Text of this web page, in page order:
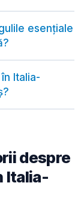
esențiale
Italia-
despre
Italia-